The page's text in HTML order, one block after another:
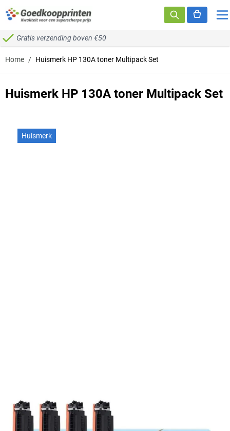
Ga naar de inhoud
Gratis verzending boven €50
Home / Huismerk HP 130A toner Multipack Set
Huismerk HP 130A toner Multipack Set
Huismerk
4 reviews